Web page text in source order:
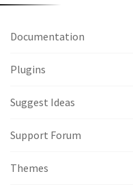
Documentation
Plugins
Suggest Ideas
Support Forum
Themes